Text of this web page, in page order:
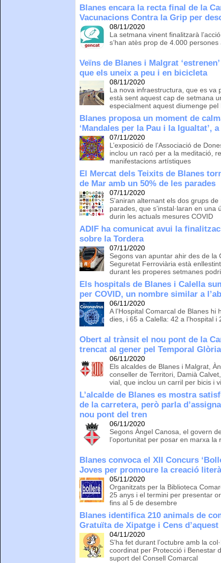
Blanes encara la recta final de la
Vacunacions Contra la Grip per
08/11/2020
La setmana vinent finalitzarà
s’han atès prop de 4.000
Veïns de Blanes i Malgrat
que els uneix a peu i en bicicleta
08/11/2020
La nova infraestructura, que es va
està sent aquest cap de setmana
especialment aquest diumenge pel
Blanes proposa un moment de
‘Mandales per la Pau i la Igualtat’,
07/11/2020
L’exposició de l’Associació de
inclou un racó per a la meditació,
manifestacions artístiques
El Mercat dels Teixits de Blanes
de Mar amb un 50% de les parades
07/11/2020
S’aniran alternant els dos grups
parades, que s’instal·laran en
durin les actuals mesures COVID
ADIF ha comunicat avui la
sobre la Tordera
07/11/2020
Segons van apuntar ahir des de la
Seguretat Ferroviària està
durant les properes setmanes
Els hospitals de Blanes i Calella
per COVID, un nombre similar a
06/11/2020
A l’Hospital Comarcal de Blanes
dies, i 65 a Calella: 42 a l’hospital i
Obert al trànsit el nou pont de la
trencat al gener pel Temporal Glòria
06/11/2020
Els alcaldes de Blanes i Malgrat,
conseller de Territori, Damià
vial, que inclou un carril per bicis i
L’alcalde de Blanes es mostra
de la carretera, però parla
nou pont del tren
06/11/2020
Segons Àngel Canosa, el govern
l’oportunitat per posar en marxa
Blanes convoca el XII Concurs
Joves per promoure la creació
05/11/2020
Organitzats per la Biblioteca
25 anys i el termini per presentar
fins al 5 de desembre
Blanes identifica 210 animals de
Gratuïta de Xipatge i Cens d’aquest
04/11/2020
S’ha fet durant l’octubre amb la
coordinat per Protecció i Benestar
suport del Consell Comarcal